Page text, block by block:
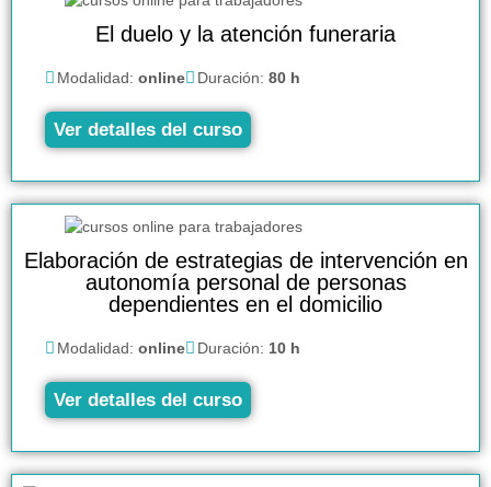
El duelo y la atención funeraria
Modalidad: online Duración: 80 h
Ver detalles del curso
Elaboración de estrategias de intervención en
autonomía personal de personas
dependientes en el domicilio
Modalidad: online Duración: 10 h
Ver detalles del curso